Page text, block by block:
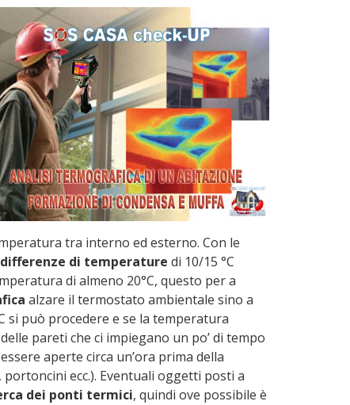
tra interno ed esterno. Con le
differenze di temperature di 10/15 °C
di almeno 20°C, questo per a
alzare il termostato ambientale sino a
si può procedere e se la temperatura
pareti che ci impiegano un po’ di tempo
aperte circa un’ora prima della
ecc.). Eventuali oggetti posti a
dei ponti termici, quindi ove possibile è